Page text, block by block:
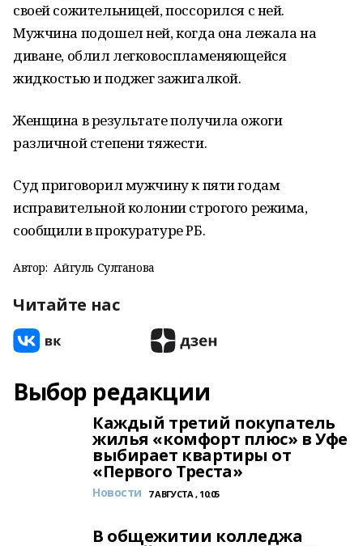
своей сожительницей, поссорился с ней.
Мужчина подошел ней, когда она лежала на
диване, облил легковоспламеняющейся
жидкостью и поджег зажигалкой.
Женщина в результате получила ожоги
различной степени тяжести.
Суд приговорил мужчину к пяти годам
исправительной колонии строгого режима,
сообщили в прокуратуре РБ.
Автор: Айгуль Султанова
Читайте нас
Выбор редакции
Каждый третий покупатель
жилья «комфорт плюс» в Уфе
выбирает квартиры от
«Первого Треста»
Новости 7 АВГУСТА , 10:05
В общежитии колледжа